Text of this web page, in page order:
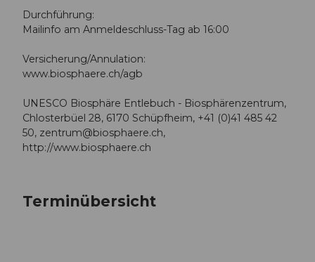
Durchführung:
Mailinfo am Anmeldeschluss-Tag ab 16:00
Versicherung/Annulation:
www.biosphaere.ch/agb
UNESCO Biosphäre Entlebuch - Biosphärenzentrum,
Chlosterbüel 28, 6170 Schüpfheim, +41 (0)41 485 42
50, zentrum@biosphaere.ch,
http://www.biosphaere.ch
Terminübersicht